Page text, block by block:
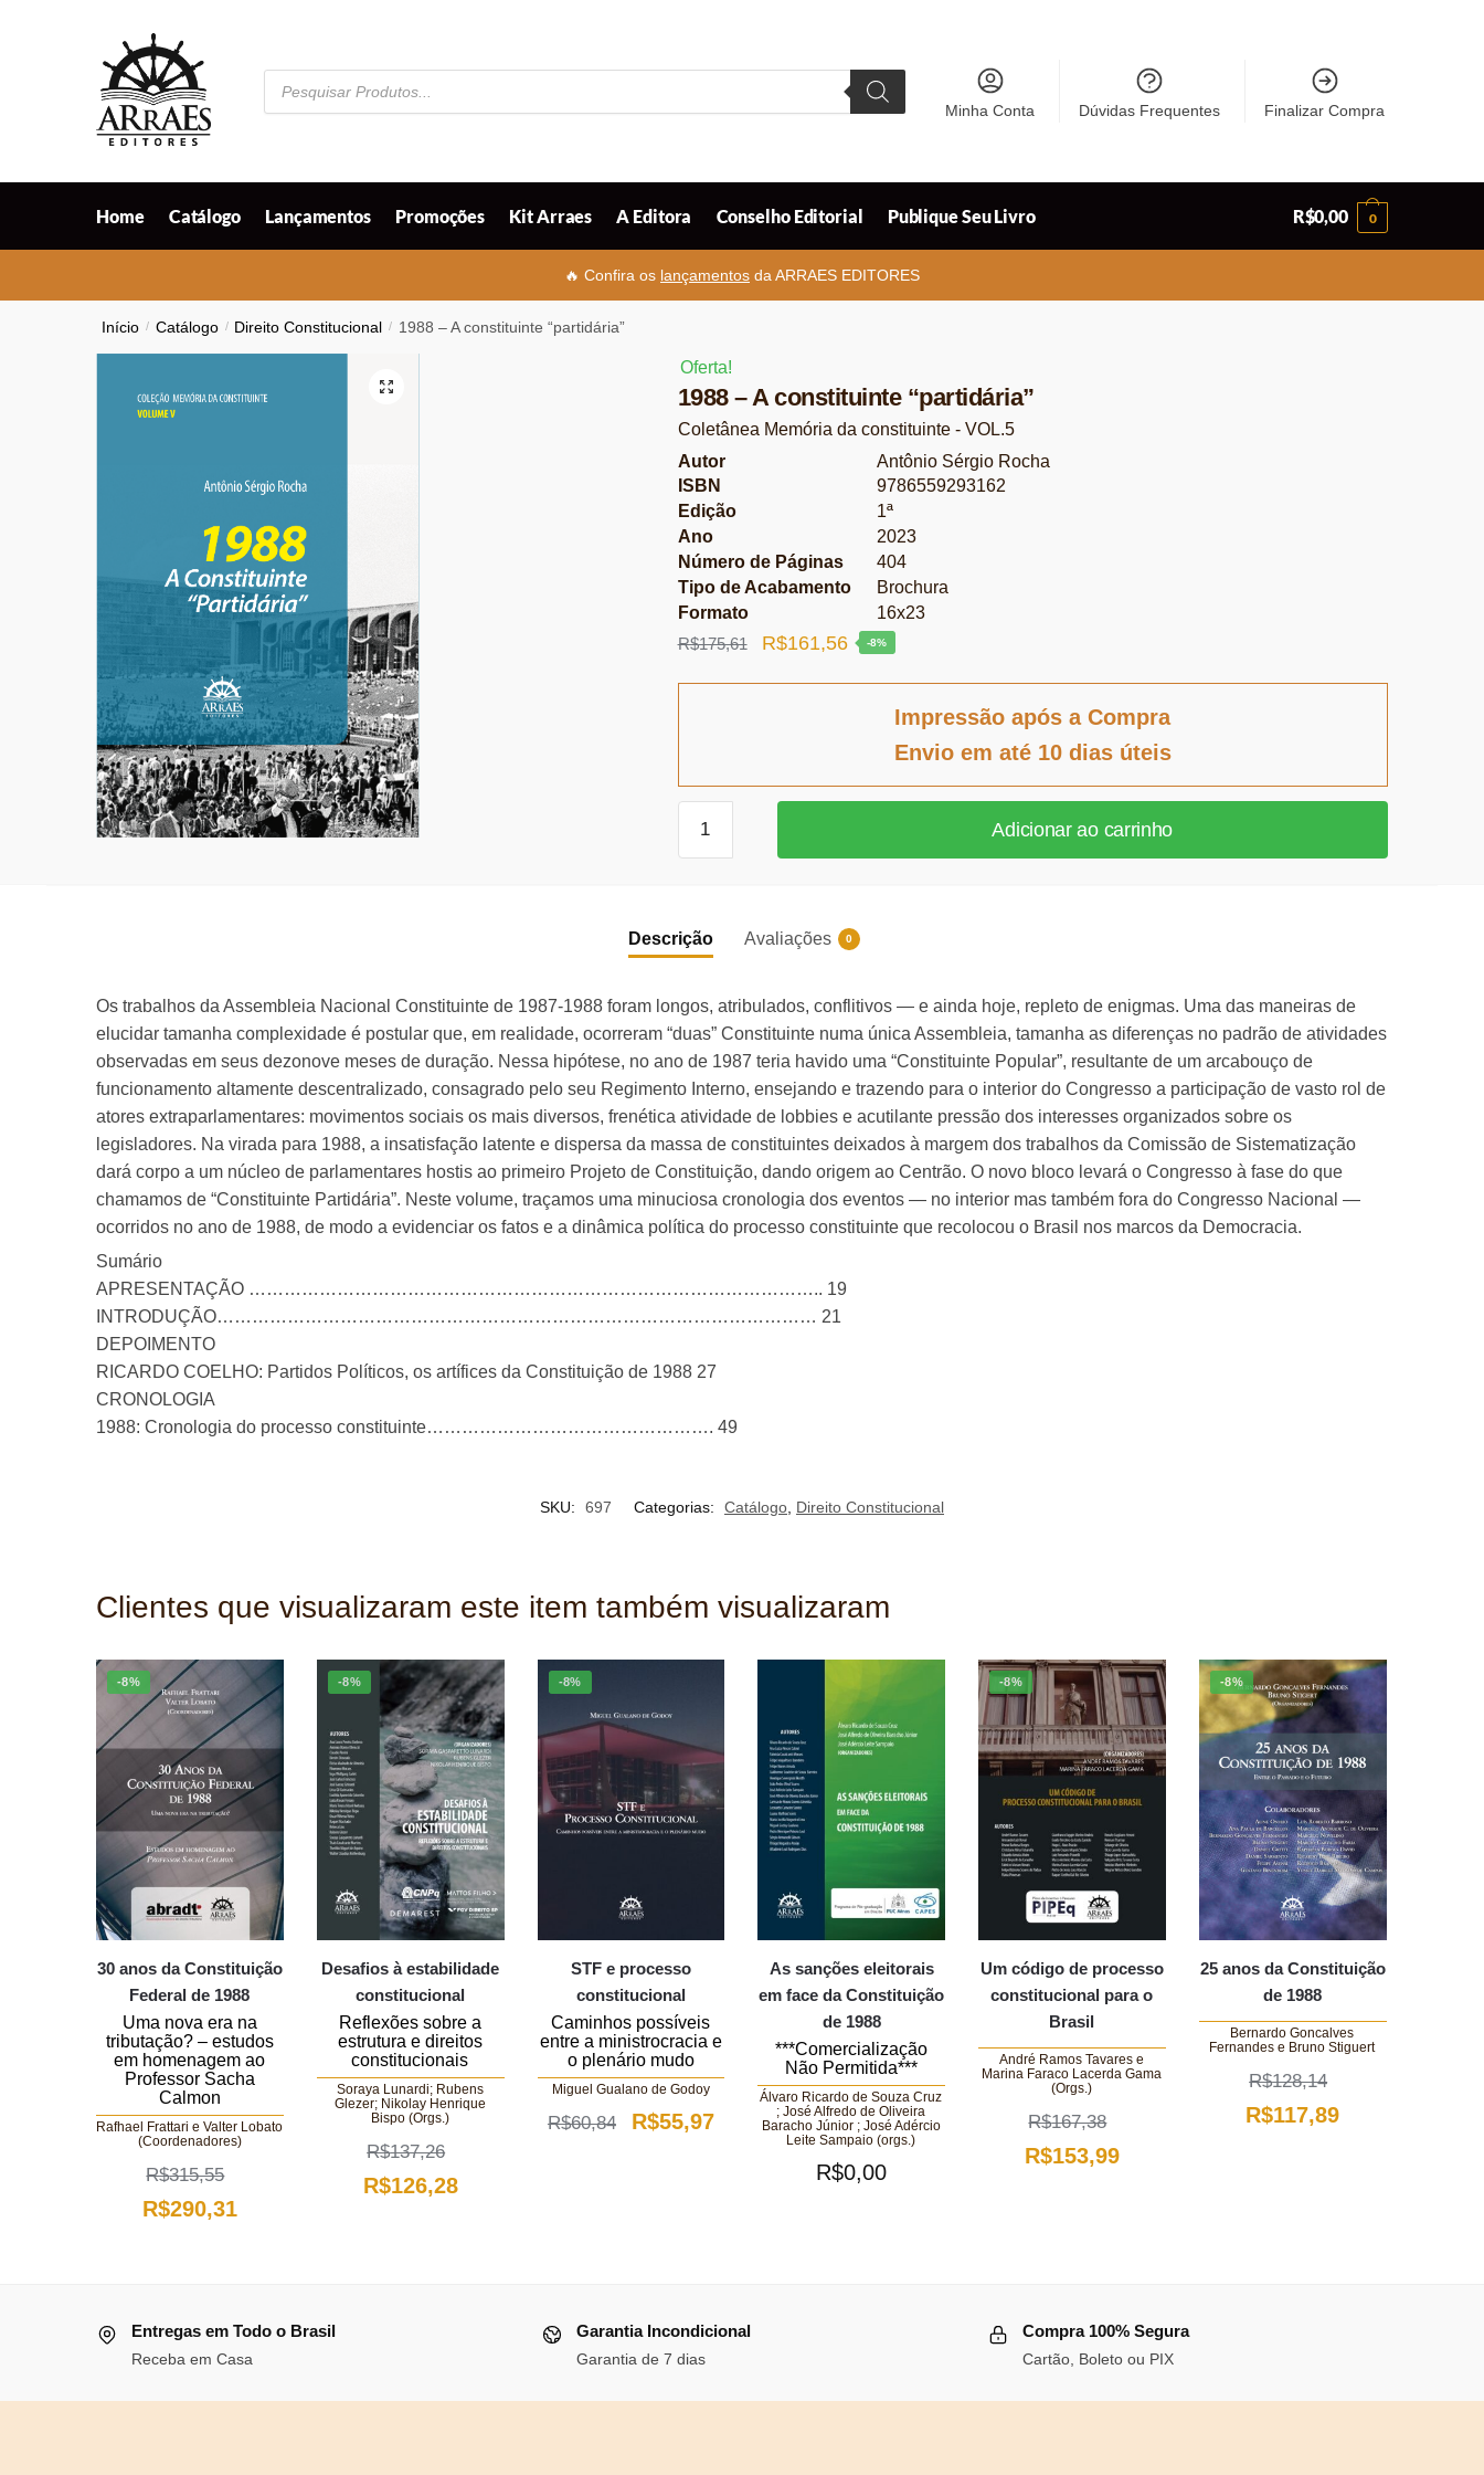
Pesquisar
produtos
Minha Conta Dúvidas Frequentes Finalizar Compra
Home Catálogo Lançamentos Promoções Kit Arraes A Editora Conselho Editorial Publique Seu Livro R$0,00 0
🔥 Confira os lançamentos da ARRAES EDITORES
Início / Catálogo / Direito Constitucional / 1988 – A constituinte “partidária”
🔍
Oferta!
1988 – A constituinte “partidária”
Coletânea Memória da constituinte - VOL.5
Autor
Antônio Sérgio Rocha
ISBN
9786559293162
Edição
1ª
Ano
2023
Número de Páginas
404
Tipo de Acabamento
Brochura
Formato
16x23
R$175,61
O
R$161,56O
-8%
Impressão após a Compra
Envio em até 10 dias úteis
quantidade
Adicionar ao carrinho
Descrição Avaliações 0
Os trabalhos da Assembleia Nacional Constituinte de 1987-1988 foram longos, atribulados, conflitivos — e ainda hoje, repleto de enigmas. Uma das maneiras de
elucidar tamanha complexidade é postular que, em realidade, ocorreram “duas” Constituinte numa única Assembleia, tamanha as diferenças no padrão de atividades
observadas em seus dezonove meses de duração. Nessa hipótese, no ano de 1987 teria havido uma “Constituinte Popular”, resultante de um arcabouço de
funcionamento altamente descentralizado, consagrado pelo seu Regimento Interno, ensejando e trazendo para o interior do Congresso a participação de vasto rol de
atores extraparlamentares: movimentos sociais os mais diversos, frenética atividade de lobbies e acutilante pressão dos interesses organizados sobre os
legisladores. Na virada para 1988, a insatisfação latente e dispersa da massa de constituintes deixados à margem dos trabalhos da Comissão de Sistematização
dará corpo a um núcleo de parlamentares hostis ao primeiro Projeto de Constituição, dando origem ao Centrão. O novo bloco levará o Congresso à fase do que
chamamos de “Constituinte Partidária”. Neste volume, traçamos uma minuciosa cronologia dos eventos — no interior mas também fora do Congresso Nacional —
ocorridos no ano de 1988, de modo a evidenciar os fatos e a dinâmica política do processo constituinte que recolocou o Brasil nos marcos da Democracia.
Sumário
APRESENTAÇÃO …………………………………………………………………………………….. 19
INTRODUÇÃO………………………………………………………………………………………… 21
DEPOIMENTO
RICARDO COELHO: Partidos Políticos, os artífices da Constituição de 1988 27
CRONOLOGIA
1988: Cronologia do processo constituinte…………………………………………. 49
SKU: 697 Categorias: Catálogo Direito Constitucional
Clientes que visualizaram este item também visualizaram
-8%
30 anos da Constituição
Federal de 1988
Uma nova era na
tributação? – estudos
em homenagem ao
Professor Sacha
Calmon
Rafhael Frattari e Valter Lobato
(Coordenadores)
R$315,55
O
R$315,55.
R$290,31
-8%
Desafios à estabilidade
constitucional
Reflexões sobre a
estrutura e direitos
constitucionais
Soraya Lunardi; Rubens
Glezer; Nikolay Henrique
Bispo (Orgs.)
R$137,26
O
R$126,28O
R$126,28.
-8%
STF e processo
constitucional
Caminhos possíveis
entre a ministrocracia e
o plenário mudo
Miguel Gualano de Godoy
R$60,84
O
R$55,97O
As sanções eleitorais
em face da Constituição
de 1988
***Comercialização
Não Permitida***
Álvaro Ricardo de Souza Cruz
; José Alfredo de Oliveira
Baracho Júnior ; José Adércio
Leite Sampaio (orgs.)
R$0,00
-8%
Um código de processo
constitucional para o
Brasil
André Ramos Tavares e
Marina Faraco Lacerda Gama
(Orgs.)
R$167,38
O
R$153,99O
-8%
25 anos da Constituição
de 1988
Bernardo Goncalves
Fernandes e Bruno Stiguert
R$128,14
O
R$117,89O
Entregas em Todo o Brasil
Receba em Casa
Garantia Incondicional
Garantia de 7 dias
Compra 100% Segura
Cartão, Boleto ou PIX